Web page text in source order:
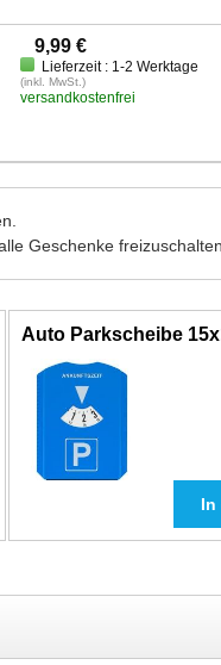
9,99 €
Lieferzeit : 1-2 Werktage
(inkl. MwSt.)
versandkostenfrei
Geschenke freizuschalten
Auto Parkscheibe